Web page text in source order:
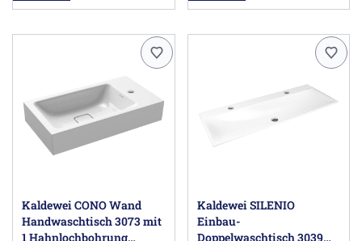
Kaldewei CONO Wand
Handwaschtisch 3073 mit
1 Hahnlochbohrung
Kaldewei SILENIO
Einbau-
Doppelwaschtisch 3039